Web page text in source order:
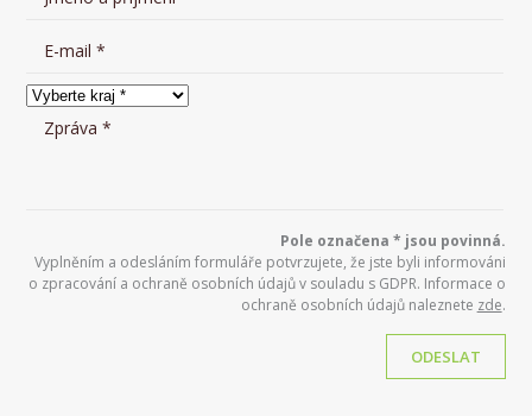
Pole označena * jsou povinná.
Vyplněním a odesláním formuláře potvrzujete, že jste byli informováni
o zpracování a ochraně osobních údajů v souladu s GDPR. Informace o
ochraně osobních údajů naleznete zde.
ODESLAT